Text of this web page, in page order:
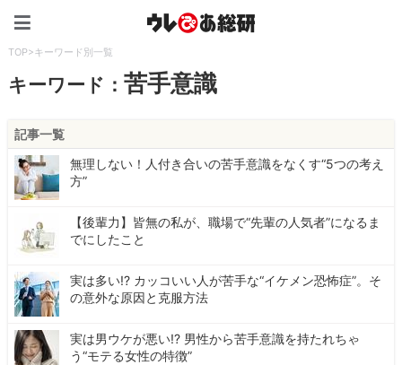
TOP>キーワード別一覧
キーワード：苦手意識
記事一覧
無理しない！人付き合いの苦手意識をなくす“5つの考え
方”
【後輩力】皆無の私が、職場で“先輩の人気者”になるま
でにしたこと
実は多い!? カッコいい人が苦手な“イケメン恐怖症”。そ
の意外な原因と克服方法
実は男ウケが悪い!? 男性から苦手意識を持たれちゃ
う“モテる女性の特徴”